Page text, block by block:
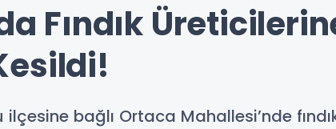
Fındık
ilçesine bağlı Ortaca Mahallesi’nde